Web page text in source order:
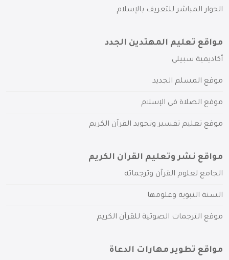
الحوار المباشر للتعريف بالإسلام
مواقع تعليم المهتدين الجدد
أكاديمية سبيلي
موقع المسلم الجديد
موقع الصلاة في الإسلام
موقع تعليم تفسير وتجويد القرآن الكريم
مواقع نشر وتعليم القرآن الكريم
الجامع لعلوم القرآن وترجماته
السنة النبوية وعلومها
موقع الترجمات الصوتية للقرآن الكريم
مواقع تطوير مهارات الدعاة